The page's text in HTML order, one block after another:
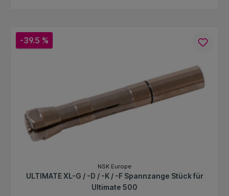
-39.5 %
NSK Europe
ULTIMATE XL-G / -D / -K / -F Spannzange Stück für
Ultimate 500